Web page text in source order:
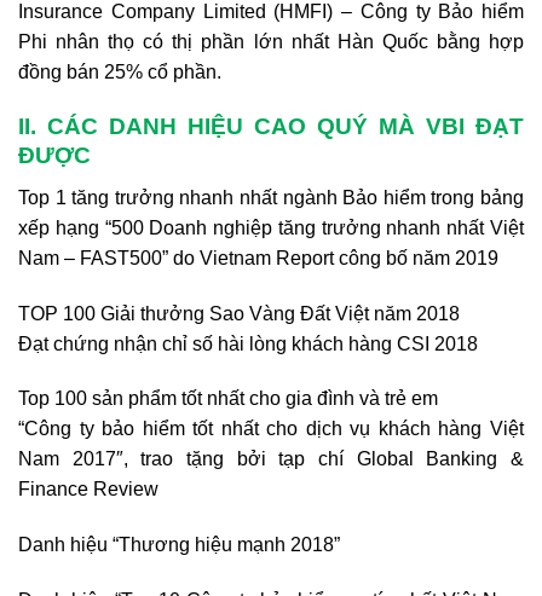
Insurance Company Limited (HMFI) – Công ty Bảo hiểm
Phi nhân thọ có thị phần lớn nhất Hàn Quốc bằng hợp
đồng bán 25% cổ phần.
II. CÁC DANH HIỆU CAO QUÝ MÀ VBI ĐẠT
ĐƯỢC
Top 1 tăng trưởng nhanh nhất ngành Bảo hiểm trong bảng
xếp hạng “500 Doanh nghiệp tăng trưởng nhanh nhất Việt
Nam – FAST500” do Vietnam Report công bố năm 2019
TOP 100 Giải thưởng Sao Vàng Đất Việt năm 2018
Đạt chứng nhận chỉ số hài lòng khách hàng CSI 2018
Top 100 sản phẩm tốt nhất cho gia đình và trẻ em
“Công ty bảo hiểm tốt nhất cho dịch vụ khách hàng Việt
Nam 2017″, trao tặng bởi tạp chí Global Banking &
Finance Review
Danh hiệu “Thương hiệu mạnh 2018”